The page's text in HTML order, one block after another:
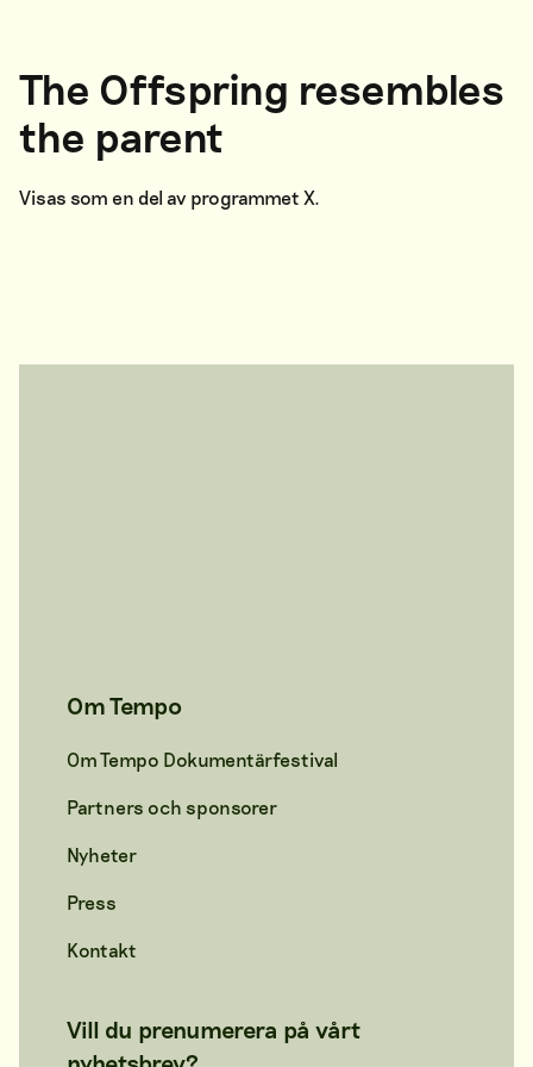
The Offspring resembles
the parent
Visas som en del av programmet X.
Om Tempo
Om Tempo Dokumentärfestival
Partners och sponsorer
Nyheter
Press
Kontakt
Vill du prenumerera på vårt